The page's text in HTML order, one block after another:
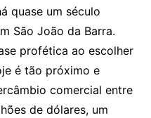
quase um século
São João da Barra.
profética ao escolher
é tão próximo e
comercial entre
de dólares, um